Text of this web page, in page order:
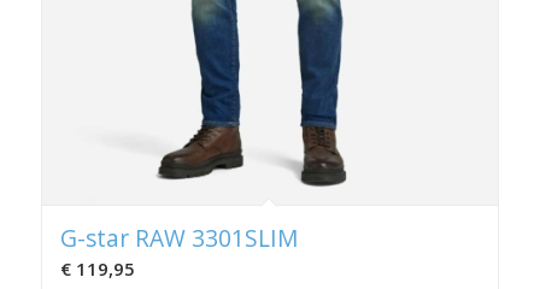
G-star RAW 3301SLIM
€119,95